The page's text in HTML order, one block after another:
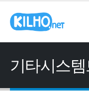
기타시스